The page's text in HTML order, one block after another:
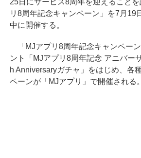
25日にサービス8周年を迎えること
リ8周年記念キャンペーン」を7月19
中に開催する。
「MJアプリ8周年記念キャンペー
ント「MJアプリ8周年記念 アニバー
h Anniversaryガチャ」をはじめ、各
ペーンが「MJアプリ」で開催される。